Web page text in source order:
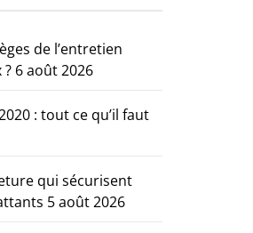
de l’entretien
? 6 août 2026
: tout ce qu’il faut
qui sécurisent
5 août 2026